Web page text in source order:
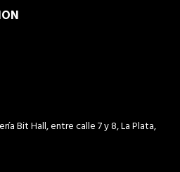
Bit Hall, entre calle 7 y 8, La Plata,